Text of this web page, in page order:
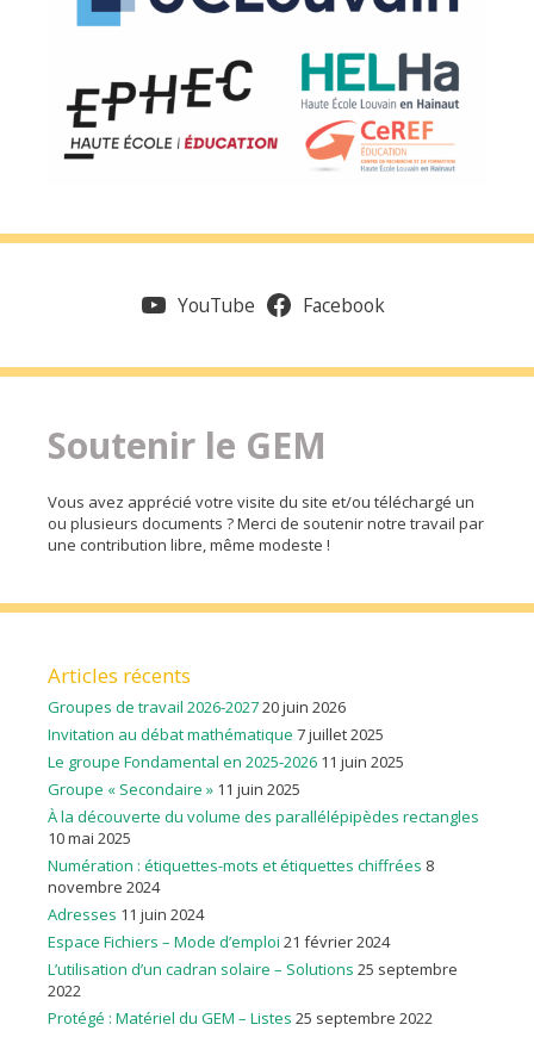
YouTube Facebook
Soutenir le GEM
Vous avez apprécié votre visite du site et/ou téléchargé un
ou plusieurs documents ? Merci de soutenir notre travail par
une contribution libre, même modeste !
Articles récents
Groupes de travail 2026-202720 juin 2026
Invitation au débat mathématique 7 juillet 2025
Le groupe Fondamental en 2025-2026 11 juin 2025
Groupe « Secondaire » 11 juin 2025
À la découverte du volume des parallélépipèdes rectangles
10 mai 2025
Numération : étiquettes-mots et étiquettes chiffrées 8
novembre 2024
Adresses 11 juin 2024
Espace Fichiers – Mode d’emploi 21 février 2024
L’utilisation d’un cadran solaire – Solutions 25 septembre
2022
Protégé : Matériel du GEM – Listes 25 septembre 2022